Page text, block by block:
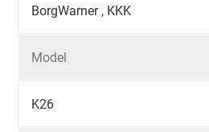
BorgWarner , KKK
Model
K26